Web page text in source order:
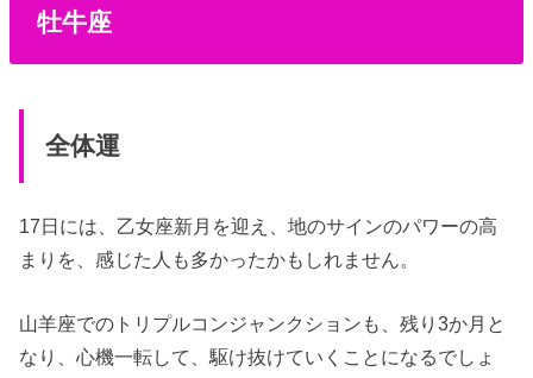
牡牛座
全体運
17日には、乙女座新月を迎え、地のサインのパワーの高
まりを、感じた人も多かったかもしれません。
山羊座でのトリプルコンジャンクションも、残り3か月と
なり、心機一転して、駆け抜けていくことになるでしょ